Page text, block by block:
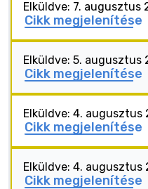
Elküldve: 7. augusztus
Cikk megjelenítése
Elküldve: 5. augusztus
Cikk megjelenítése
Elküldve: 4. augusztus
Cikk megjelenítése
Elküldve: 4. augusztus
Cikk megjelenítése